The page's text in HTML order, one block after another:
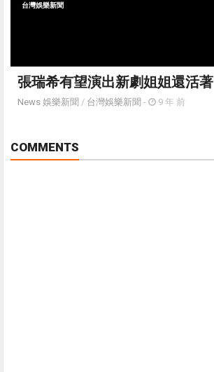
台灣娛樂新聞
張瑞希有望演出新劇姐姐還活著
News 娛樂新聞 / 台灣娛樂新聞 - 9 年 前
COMMENTS